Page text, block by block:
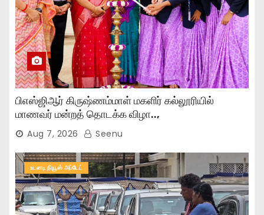
பிஎஸ்ஜிஆர் கிருஷ்ணம்மாள் மகளிர் கல்லூரியில்
மாணவர் மன்றத் தொடக்க விழா..,
Aug 7, 2026 Seenu
உடனடி நியூஸ் அப்டேட்